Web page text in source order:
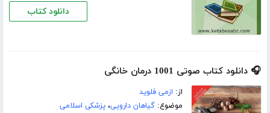
دانلود کتاب
🎧 دانلود کتاب صوتی 1001 درمان خانگی
از: ازمی فلوید
موضوع:گیاهان دارویی،پزشکی اسلامی